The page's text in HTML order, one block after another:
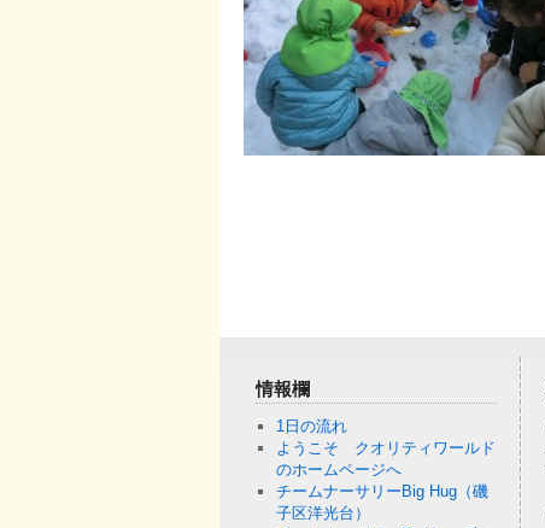
情報欄
1日の流れ
ようこそ クオリティワールド
のホームページへ
チームナーサリーBig Hug（磯
子区洋光台）